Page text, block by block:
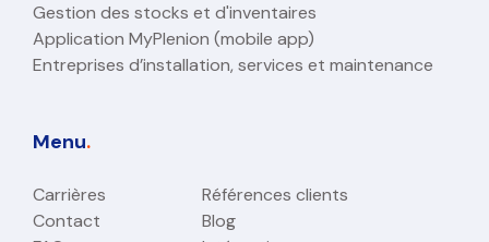
Gestion des stocks et d'inventaires
Application MyPlenion (mobile app)
Entreprises d’installation, services et maintenance
Menu.
Carrières
Références clients
Contact
Blog